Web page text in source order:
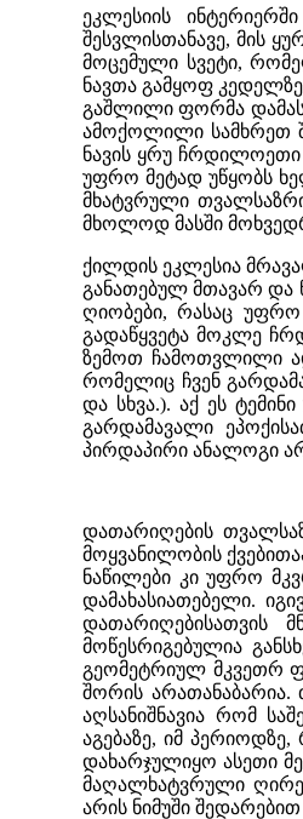
ეკლესიის
შესვლისთანავე, მის
მოცემული სვეტი,
ნავთა გამყოფ
გაშლილი ფორმა
ამოქოლილი სამხრეთ
ნავის ყრუ
უფრო მეტად უწყობს
მხატვრული
მხოლოდ მასში
ქილდის ეკლესია
განათებულ მთავარ და
ღიობები, რასაც უფრო
გადაწყვეტა მოკლე
ზემოთ ჩამოთვლილი
რომელიც ჩვენ
და სხვა.). აქ ეს
გარდამავალი
პირდაპირი ანალოგი
დათარიღების
მოყვანილობის
ნაწილები კი უფრო
დამახასიათებელი.
დათარიღებისათვის
მოწესრიგებულია
გეომეტრიულ მკვეთრ
შორის არათანაბარია.
აღსანიშნავია რომ
აგებაზე, იმ
დახარჯულიყო ასეთი
მაღალხატვრული
არის ნიმუში